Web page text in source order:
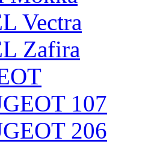
Vectra
Zafira
107
206